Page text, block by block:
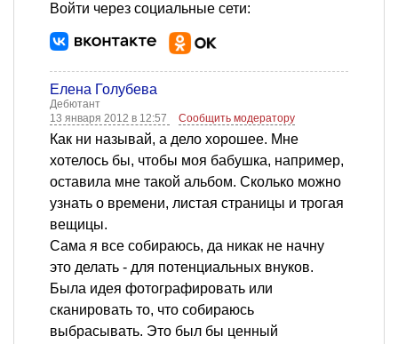
Войти через социальные сети:
Елена Голубева
Дебютант
13 января 2012 в 12:57
Сообщить модератору
Как ни называй, а дело хорошее. Мне
хотелось бы, чтобы моя бабушка, например,
оставила мне такой альбом. Сколько можно
узнать о времени, листая страницы и трогая
вещицы.
Сама я все собираюсь, да никак не начну
это делать - для потенциальных внуков.
Была идея фотографировать или
сканировать то, что собираюсь
выбрасывать. Это был бы ценный